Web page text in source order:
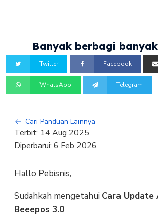
Banyak berbagi
Twitter Facebook
WhatsApp Telegram
Cari Panduan Lainnya
Terbit: 14 Aug 2025
Diperbarui: 6 Feb 2026
Hallo Pebisnis,
Sudahkah mengetahui Cara Update
Beeepos 3.0